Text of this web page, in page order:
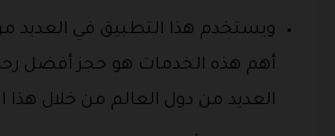
ويستخدم هذا التطبيق في العديد
أهم هذه الخدمات هو حجز أفضل
العديد من دول العالم من خلال هذا